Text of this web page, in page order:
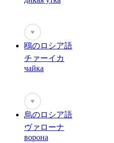
♥
鴎のロシア語
チァーイカ
чайка
♥
烏のロシア語
ヴァローナ
ворона